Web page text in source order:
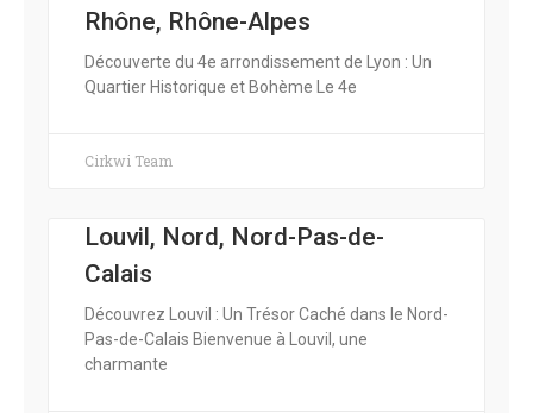
Rhône, Rhône-Alpes
Découverte du 4e arrondissement de Lyon : Un
Quartier Historique et Bohème Le 4e
Cirkwi Team
Louvil, Nord, Nord-Pas-de-
Calais
Découvrez Louvil : Un Trésor Caché dans le Nord-
Pas-de-Calais Bienvenue à Louvil, une
charmante